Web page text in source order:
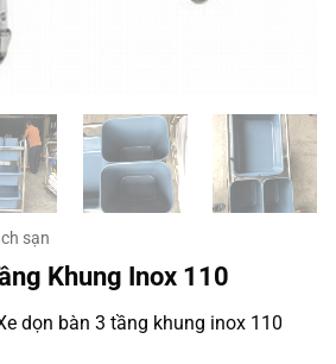
sạn
Khung Inox 110
dọn bàn 3 tầng khung inox 110